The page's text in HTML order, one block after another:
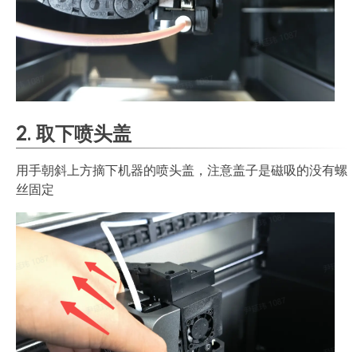
2. 取下喷头盖
用手朝斜上方摘下机器的喷头盖，注意盖子是磁吸的没有螺
丝固定